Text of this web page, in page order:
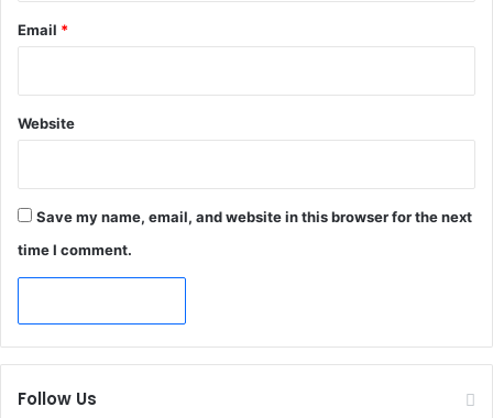
Email *
Website
Save my name, email, and website in this browser for the next
time I comment.
Follow Us